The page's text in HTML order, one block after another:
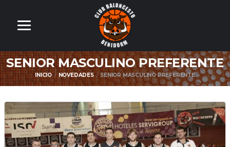
SENIOR MASCULINO PREFERENTE
INICIO NOVEDADES SENIOR MASCULINO PREFERENTE